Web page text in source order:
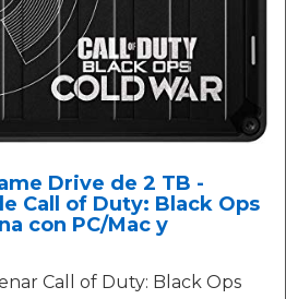
Drive de 2 TB -
Call of Duty: Black Ops
con PC/Mac y
Call of Duty: Black Ops